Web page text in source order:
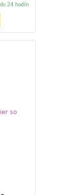
24 hodín